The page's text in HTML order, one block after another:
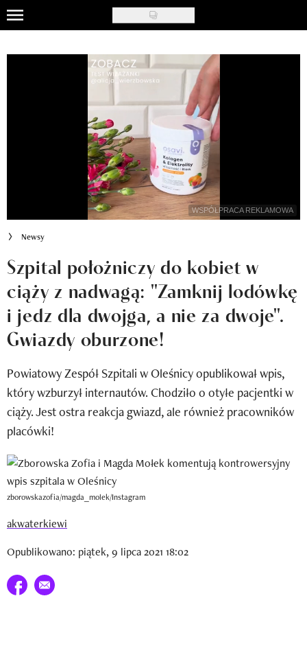
Skip
to
main
Klub Recenzentki
Newsy
Newsletter
Wizaz Summer Influ School
Mój profil / Zarejestruj się
WSPÓŁPRACA REKLAMOWA
Newsy
Szpital położniczy do kobiet w
ciąży z nadwagą: "Zamknij lodówkę
i jedz dla dwojga, a nie za dwoje".
Gwiazdy oburzone!
Powiatowy Zespół Szpitali w Oleśnicy opublikował wpis,
który wzburzył internautów. Chodziło o otyłe pacjentki w
ciąży. Jest ostra reakcja gwiazd, ale również pracowników
placówki!
zborowskazofia/magda_molek/Instagram
akwaterkiewi
Opublikowano: piątek, 9 lipca 2021 18:02
Udostępnij na facebook
E-mail do przyjaciela